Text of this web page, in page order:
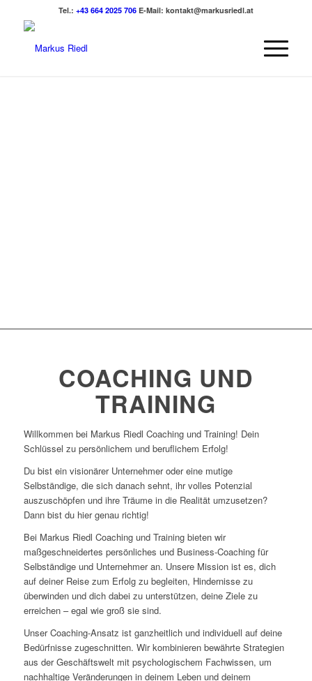
Tel.: +43 664 2025 706E-Mail: kontakt@markusriedl.at
COACHING UND
TRAINING
Willkommen bei Markus Riedl Coaching und Training! Dein
Schlüssel zu persönlichem und beruflichem Erfolg!
Du bist ein visionärer Unternehmer oder eine mutige
Selbständige, die sich danach sehnt, ihr volles Potenzial
auszuschöpfen und ihre Träume in die Realität umzusetzen?
Dann bist du hier genau richtig!
Bei Markus Riedl Coaching und Training bieten wir
maßgeschneidertes persönliches und Business-Coaching für
Selbständige und Unternehmer an. Unsere Mission ist es, dich
auf deiner Reise zum Erfolg zu begleiten, Hindernisse zu
überwinden und dich dabei zu unterstützen, deine Ziele zu
erreichen – egal wie groß sie sind.
Unser Coaching-Ansatz ist ganzheitlich und individuell auf deine
Bedürfnisse zugeschnitten. Wir kombinieren bewährte Strategien
aus der Geschäftswelt mit psychologischem Fachwissen, um
nachhaltige Veränderungen in deinem Leben und deinem